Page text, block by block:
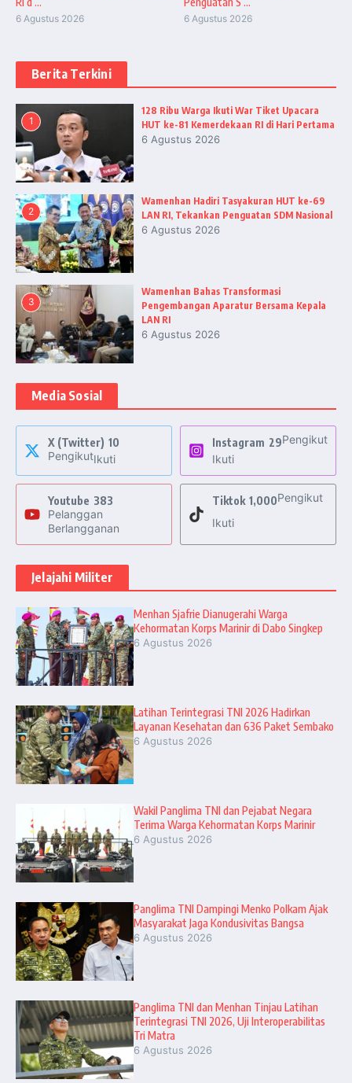
6 Agustus 2026 6 Agustus 2026
Berita Terkini
1
128 Ribu Warga Ikuti War Tiket Upacara
HUT ke-81 Kemerdekaan RI di Hari Pertama
6 Agustus 2026
2
Wamenhan Hadiri Tasyakuran HUT ke-69
LAN RI, Tekankan Penguatan SDM Nasional
6 Agustus 2026
3
Wamenhan Bahas Transformasi
Pengembangan Aparatur Bersama Kepala
LAN RI
6 Agustus 2026
Media Sosial
X (Twitter) 10
PengikutIkuti
Instagram 29Pengikut
Ikuti
Youtube 383
Pelanggan
Berlangganan
Tiktok 1,000Pengikut
Ikuti
Jelajahi Militer
Menhan Sjafrie Dianugerahi Warga
Kehormatan Korps Marinir di Dabo Singkep
6 Agustus 2026
Latihan Terintegrasi TNI 2026 Hadirkan
Layanan Kesehatan dan 636 Paket Sembako
6 Agustus 2026
Wakil Panglima TNI dan Pejabat Negara
Terima Warga Kehormatan Korps Marinir
6 Agustus 2026
Panglima TNI Dampingi Menko Polkam Ajak
Masyarakat Jaga Kondusivitas Bangsa
6 Agustus 2026
Panglima TNI dan Menhan Tinjau Latihan
Terintegrasi TNI 2026, Uji Interoperabilitas
Tri Matra
6 Agustus 2026